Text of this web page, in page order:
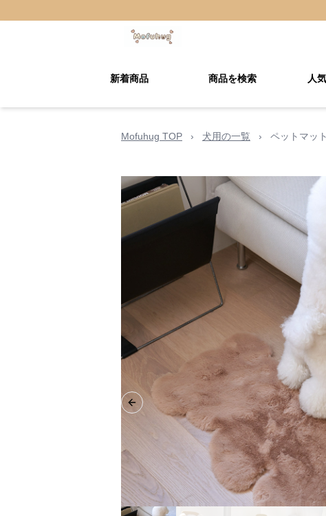
新着商品 商品を検索 人
Mofuhug TOP › 犬用の一覧 › ペットマッ
Previous slide